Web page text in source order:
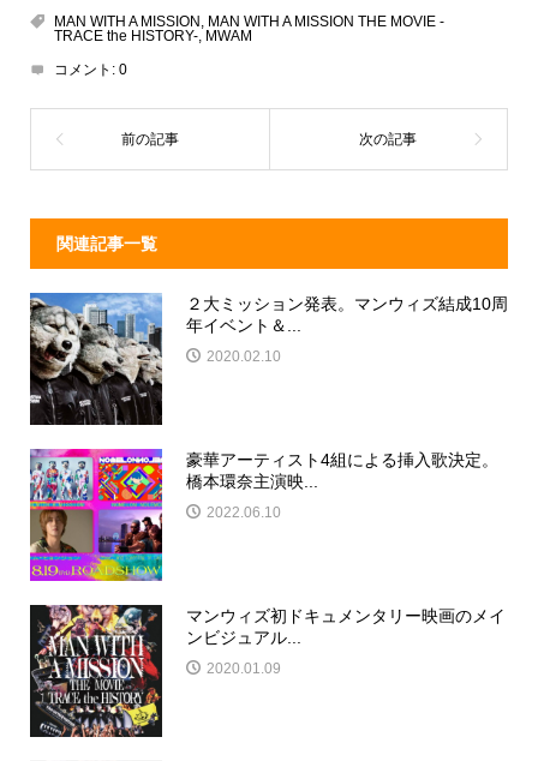
a
d
s
n
e
o
k
MAN WITH A MISSION , MAN WITH A MISSION THE MOVIE -
TRACE the HISTORY-, MWAM
コメント: 0
関連記事一覧
２大ミッション発表。マンウィズ結成10周
年イベント＆...
2020.02.10
豪華アーティスト4組による挿入歌決定。
橋本環奈主演映...
2022.06.10
マンウィズ初ドキュメンタリー映画のメイ
ンビジュアル...
2020.01.09